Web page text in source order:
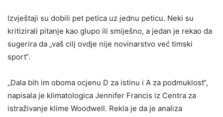
Izvještaji su dobili pet petica uz jednu peticu. Neki su
kritizirali pitanje kao glupo ili smiješno, a jedan je rekao da
sugerira da „vaš cilj ovdje nije novinarstvo već timski
sport“.
„Dala bih im oboma ocjenu D za istinu i A za podmuklost“,
napisala je klimatologica Jennifer Francis iz Centra za
istraživanje klime Woodwell. Rekla je da je analiza